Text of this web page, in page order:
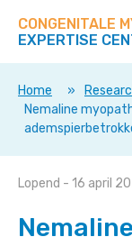
direct
op
deze
CONGENITALE
EXPERTISE
Home »
Nemaline
Nemaline
symptomen
Lopend - 16 april